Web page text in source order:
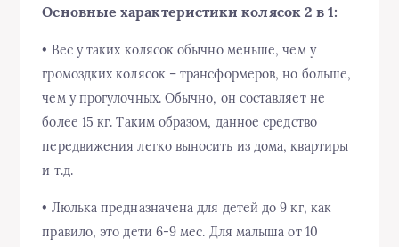
Основные характеристики колясок 2 в 1:
• Вес у таких колясок обычно меньше, чем у
громоздких колясок – трансформеров, но больше,
чем у прогулочных. Обычно, он составляет не
более 15 кг. Таким образом, данное средство
передвижения легко выносить из дома, квартиры
и т.д.
• Люлька предназначена для детей до 9 кг, как
правило, это дети 6-9 мес. Для малыша от 10